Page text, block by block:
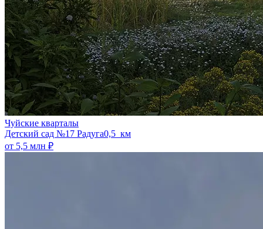
Чуйские кварталы
​Детский сад №17 Радуга0,5 км
от 5,5 млн ₽